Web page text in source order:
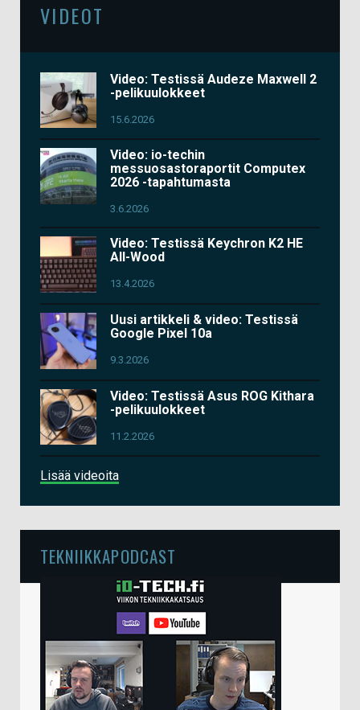
VIDEOT
Video: Testissä Audeze Maxwell 2
-pelikuulokkeet
15.6.2026
Video: io-techin
messuosastoraportit Computex
2026 -tapahtumasta
3.6.2026
Video: Testissä Keychron K2 HE
All-Wood
13.4.2026
Uusi artikkeli & video: Testissä
Google Pixel 10a
9.3.2026
Video: Testissä Asus ROG Kithara
-pelikuulokkeet
11.2.2026
Lisää videoita
TEKNIIKKAPODCAST